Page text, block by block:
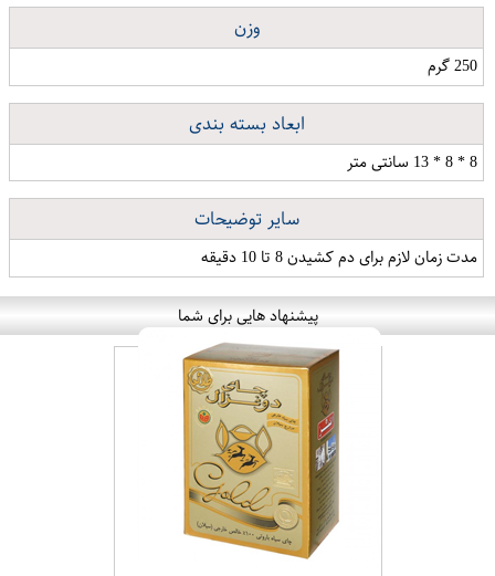
وزن
250 گرم
ابعاد بسته بندی
8 * 8 * 13 سانتی متر
سایر توضیحات
مدت زمان لازم برای دم کشیدن 8 تا 10 دقیقه
پیشنهاد هایی برای شما